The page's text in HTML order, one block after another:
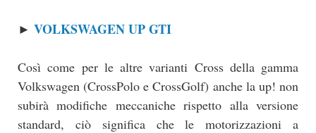
► VOLKSWAGEN UP GTI
Così come per le altre varianti Cross della gamma
Volkswagen (CrossPolo e CrossGolf) anche la up! non
subirà modifiche meccaniche rispetto alla versione
standard, ciò significa che le motorizzazioni a